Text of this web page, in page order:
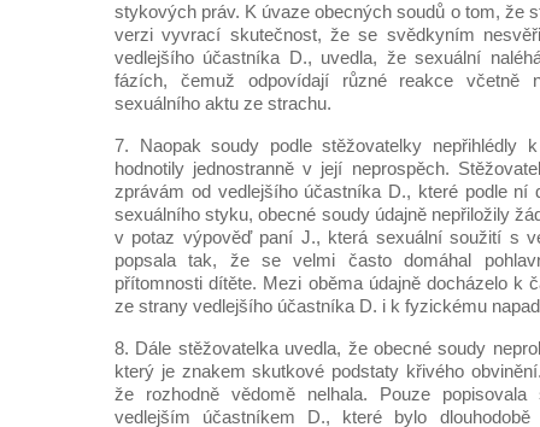
stykových práv. K úvaze obecných soudů o tom, že
verzi vyvrací skutečnost, že se svědkyním
vedlejšího účastníka D., uvedla, že sexuální
fázích, čemuž odpovídají různé reakce včetně
sexuálního aktu ze strachu.
7. Naopak soudy podle stěžovatelky nepřihlédly
hodnotily jednostranně v její neprospěch.
zprávám od vedlejšího účastníka D., které podle ní
sexuálního styku, obecné soudy údajně nepřiložily
v potaz výpověď paní J., která sexuální soužití s
popsala tak, že se velmi často domáhal
přítomnosti dítěte. Mezi oběma údajně docházelo k
ze strany vedlejšího účastníka D. i k fyzickému
8. Dále stěžovatelka uvedla, že obecné soudy
který je znakem skutkové podstaty křivého
že rozhodně vědomě nelhala. Pouze
vedlejším účastníkem D., které bylo